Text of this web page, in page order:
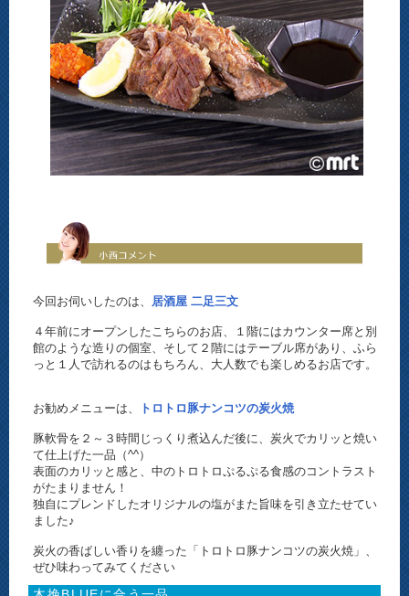
今回お伺いしたのは、 居酒屋 二足三文
４年前にオープンしたこちらのお店、１階にはカウンター席と別
館のような造りの個室、そして２階にはテーブル席があり、ふら
っと１人で訪れるのはもちろん、大人数でも楽しめるお店です。
お勧めメニューは、 トロトロ豚ナンコツの炭火焼
豚軟骨を２～３時間じっくり煮込んだ後に、炭火でカリッと焼い
て仕上げた一品（^^）
表面のカリッと感と、中のトロトロぷるぷる食感のコントラスト
がたまりません！
独自にプレンドしたオリジナルの塩がまた旨味を引き立たせてい
ました♪
炭火の香ばしい香りを纏った「トロトロ豚ナンコツの炭火焼」、
ぜひ味わってみてください